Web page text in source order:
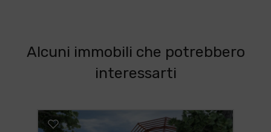
interessarti